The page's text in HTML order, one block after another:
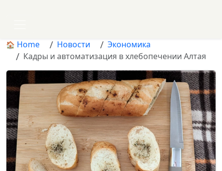
Home Новости
Экономика
Кадры и автоматизация в хлебопечении Алтая